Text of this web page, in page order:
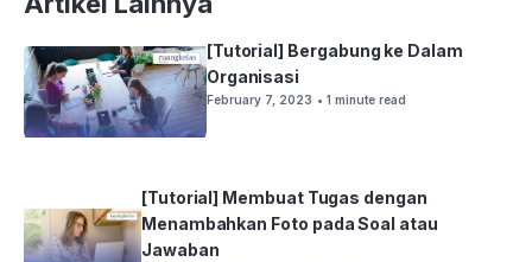
[Tutorial] Bergabung ke Dalam
Organisasi
February 7, 2023 • 1 minute read
[Tutorial] Membuat Tugas dengan
Menambahkan Foto pada Soal atau
Jawaban